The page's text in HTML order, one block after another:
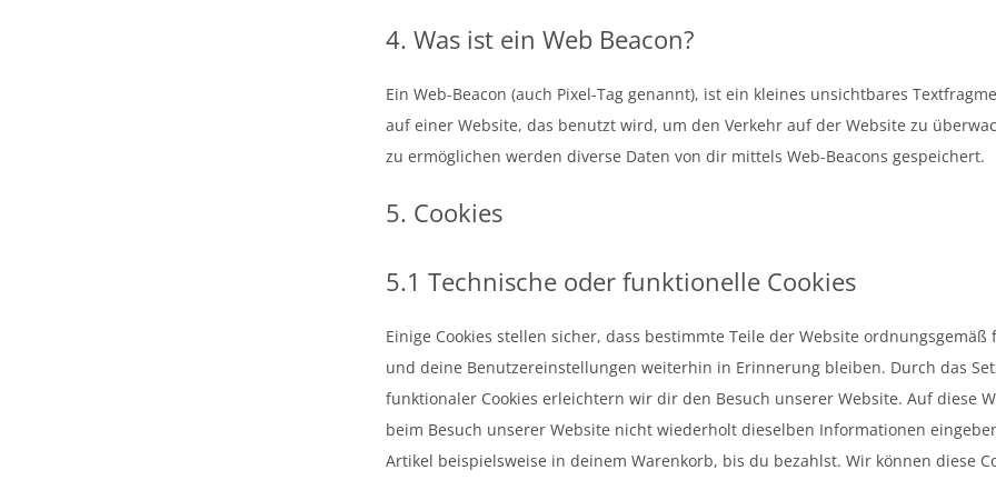
4. Was ist ein Web Beacon?
Ein Web-Beacon (auch Pixel-Tag genannt), ist ein kleines unsichtbares
auf einer Website, das benutzt wird, um den Verkehr auf der Website zu
zu ermöglichen werden diverse Daten von dir mittels Web-Beacons gespeichert.
5. Cookies
5.1 Technische oder funktionelle Cookies
Einige Cookies stellen sicher, dass bestimmte Teile der Website
und deine Benutzereinstellungen weiterhin in Erinnerung bleiben. Durch das
funktionaler Cookies erleichtern wir dir den Besuch unserer Website. Auf diese
beim Besuch unserer Website nicht wiederholt dieselben Informationen
Artikel beispielsweise in deinem Warenkorb, bis du bezahlst. Wir können diese